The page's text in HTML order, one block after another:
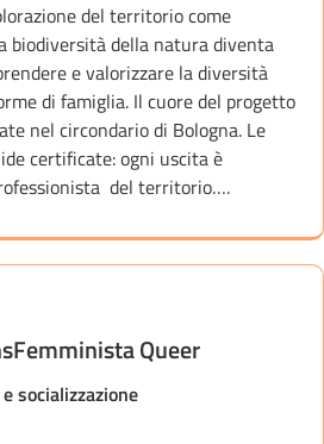
del territorio come
biodiversità della natura diventa
e valorizzare la diversità
di famiglia. Il cuore del progetto
nel circondario di Bologna. Le
certificate: ogni uscita è
del territorio….
Queer
socializzazione